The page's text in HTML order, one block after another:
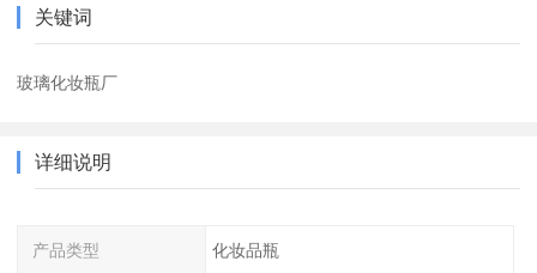
关键词
玻璃化妆瓶厂
详细说明
产品类型 化妆品瓶